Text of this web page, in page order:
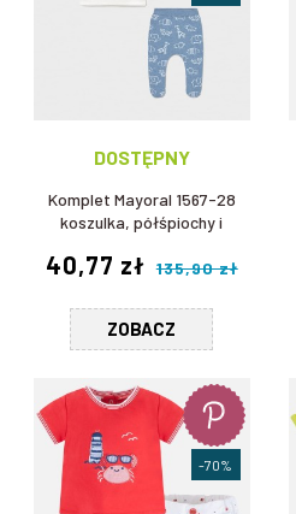
DOSTĘPNY
Komplet Mayoral 1567-28
koszulka, półśpiochy i
40,77 zł 135,90 zł
ZOBACZ
-70%